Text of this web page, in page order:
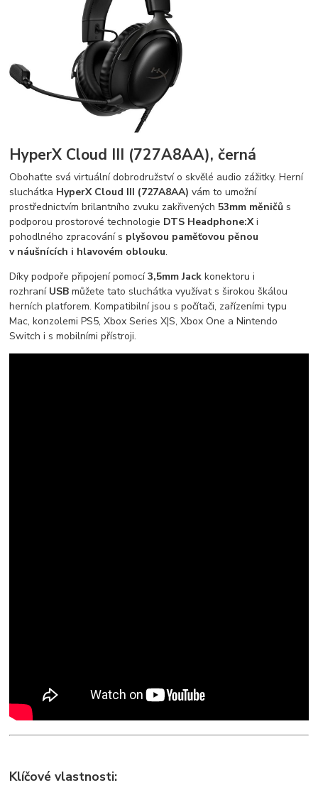
HyperX Cloud III (727A8AA), černá
Obohaťte svá virtuální dobrodružství o skvělé audio zážitky. Herní
sluchátka HyperX Cloud III (727A8AA) vám to umožní
prostřednictvím brilantního zvuku zakřivených 53mm měničů s
podporou prostorové technologie DTS Headphone:Xi
pohodlného zpracování s plyšovou paměťovou pěnou
v náušnících i hlavovém oblouku.
Díky podpoře připojení pomocí3,5mm Jack konektoru i
rozhraní USBmůžete tato sluchátka využívat s širokou škálou
herních platforem. Kompatibilní jsou s počítači, zařízeními typu
Mac, konzolemi PS5, Xbox Series X|S, Xbox One a Nintendo
Switch i s mobilními přístroji.
Klíčové vlastnosti: